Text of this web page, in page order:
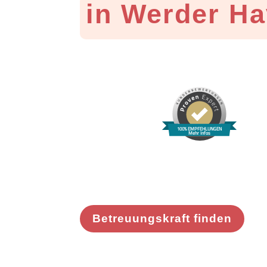
in Werder
100% EMPFEHLUNGEN
Mehr Infos
Betreuungskraft finden